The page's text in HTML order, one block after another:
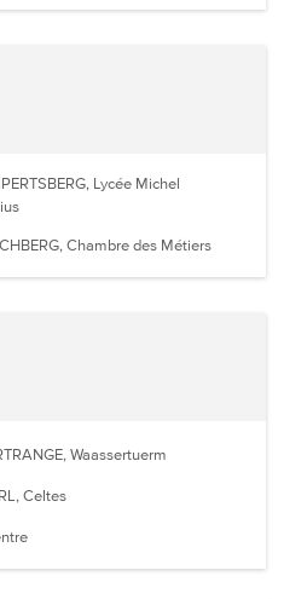
Lycée Michel
Chambre des Métiers
Waassertuerm
Celtes